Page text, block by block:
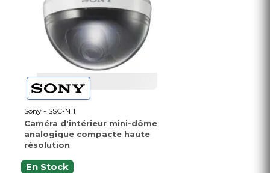
Sony - SSC-N11
Caméra d'intérieur mini-dôme
analogique compacte haute
résolution
En Stock